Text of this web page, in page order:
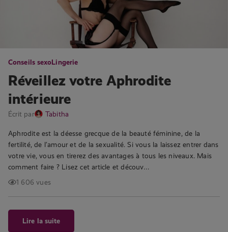
Conseils sexoLingerie
Réveillez votre Aphrodite
intérieure
Écrit par Tabitha
Aphrodite est la déesse grecque de la beauté féminine, de la
fertilité, de l’amour et de la sexualité. Si vous la laissez entrer dans
votre vie, vous en tirerez des avantages à tous les niveaux. Mais
comment faire ? Lisez cet article et découv…
1 606 vues
Lire la suite